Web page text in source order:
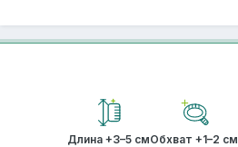
Длина +3–5 смОбхват +1–2 см